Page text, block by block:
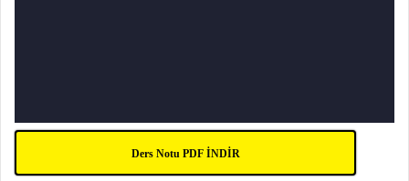
Ders Notu PDF İNDİR